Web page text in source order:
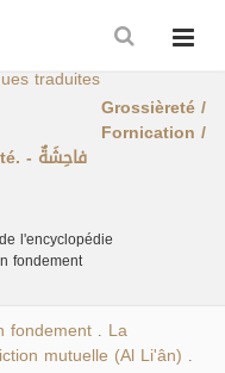
Grossièreté /
Fornication /
Indécence / Obscénité. - فاحِشَةٌ
l'encyclopédie
fondement
fondement La
mutuelle (Al Li'ân)